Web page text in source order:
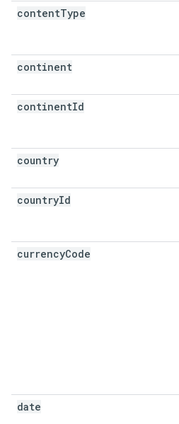
contentType
continent
continentId
country
countryId
currencyCode
date